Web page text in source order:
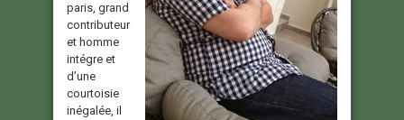
paris, grand
contributeur
et homme
intégre et
d’une
courtoisie
inégalée, il